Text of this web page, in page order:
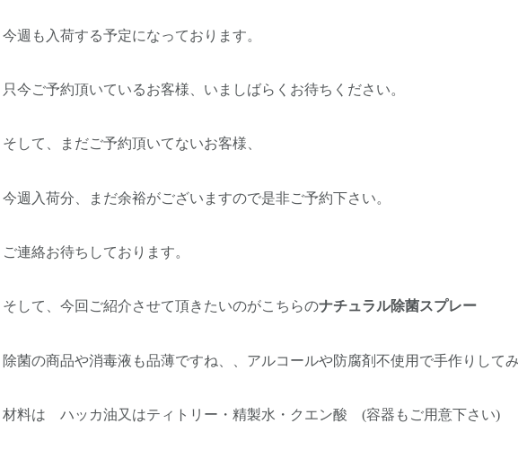
今週も入荷する予定になっております。
只今ご予約頂いているお客様、いましばらくお待ちください。
そして、まだご予約頂いてないお客様、
今週入荷分、まだ余裕がございますので是非ご予約下さい。
ご連絡お待ちしております。
そして、今回ご紹介させて頂きたいのがこちらのナチュラル除菌スプレー
除菌の商品や消毒液も品薄ですね、、アルコールや防腐剤不使用で手作りして
材料は ハッカ油又はティトリー・精製水・クエン酸 (容器もご用意下さい)